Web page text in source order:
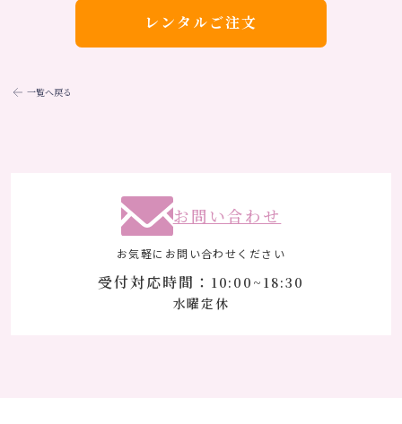
レンタルご注文
一覧へ戻る
お問い合わせ
お気軽にお問い合わせください
受付対応時間： 10:00~18:30
水曜定休